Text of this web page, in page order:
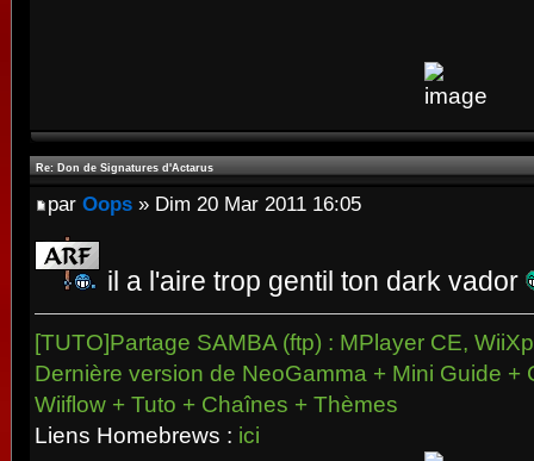
Re: Don de Signatures d'Actarus
par Oops » Dim 20 Mar 2011 16:05
il a l'aire trop gentil ton dark vador
[TUTO]Partage SAMBA (ftp) : MPlayer CE,
Dernière version de NeoGamma + Mini Guide +
Wiiflow + Tuto + Chaînes + Thèmes
Liens Homebrews : ici